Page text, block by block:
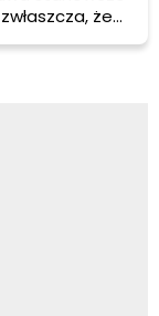
że
najlepiej, ale